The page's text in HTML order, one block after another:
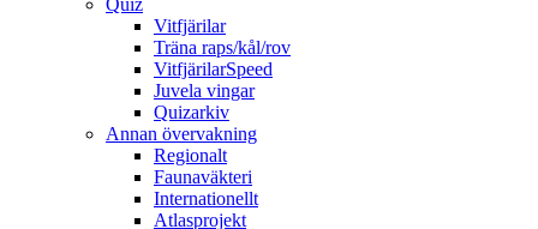
Vitfjärilar
Träna raps/kål/rov
VitfjärilarSpeed
Juvela vingar
Quizarkiv
Annan övervakning
Regionalt
Faunaväkteri
Internationellt
Atlasprojekt